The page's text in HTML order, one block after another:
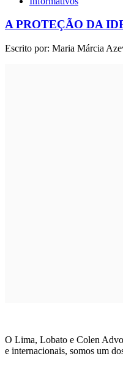
A PROTEÇÃO DA
Escrito por: Maria Márcia
O Lima, Lobato e Colen
e internacionais, somos um